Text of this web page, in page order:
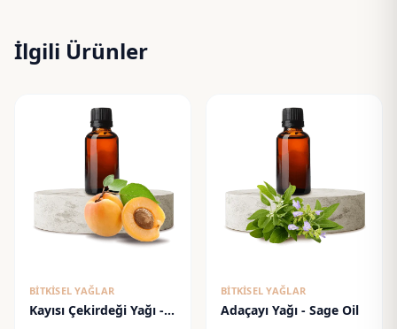
İlgili Ürünler
BITKISEL YAĞLAR
Kayısı Çekirdeği Yağı -
BITKISEL YAĞLAR
Adaçayı Yağı - Sage Oil